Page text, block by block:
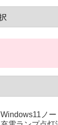
Windows11ノ